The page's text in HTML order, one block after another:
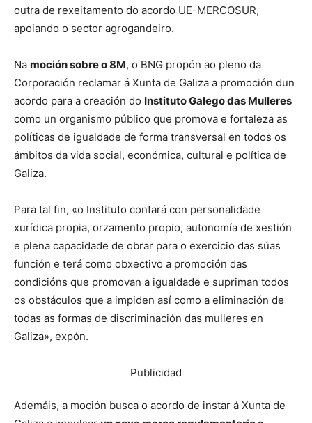
outra de rexeitamento do acordo UE-MERCOSUR,
apoiando o sector agrogandeiro.
Na moción sobre o 8M, o BNG propón ao pleno da
Corporación reclamar á Xunta de Galiza a promoción dun
acordo para a creación do Instituto Galego das Mulleres
como un organismo público que promova e fortaleza as
políticas de igualdade de forma transversal en todos os
ámbitos da vida social, económica, cultural e política de
Galiza.
Para tal fin, «o Instituto contará con personalidade
xurídica propia, orzamento propio, autonomía de xestión
e plena capacidade de obrar para o exercicio das súas
función e terá como obxectivo a promoción das
condicións que promovan a igualdade e supriman todos
os obstáculos que a impiden así como a eliminación de
todas as formas de discriminación das mulleres en
Galiza», expón.
Publicidad
Ademáis, a moción busca o acordo de instar á Xunta de